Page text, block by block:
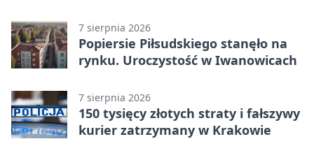
7 sierpnia 2026
Popiersie Piłsudskiego stanęło na
rynku. Uroczystość w Iwanowicach
7 sierpnia 2026
150 tysięcy złotych straty i fałszywy
kurier zatrzymany w Krakowie